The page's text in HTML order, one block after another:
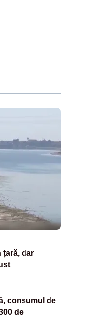
țară, dar
consumul de
de